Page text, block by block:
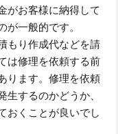
がお客様に納得して
が一般的です。
もり作成代などを請
は修理を依頼する前
ります。修理を依頼
するのかどうか、
おくことが良いでし